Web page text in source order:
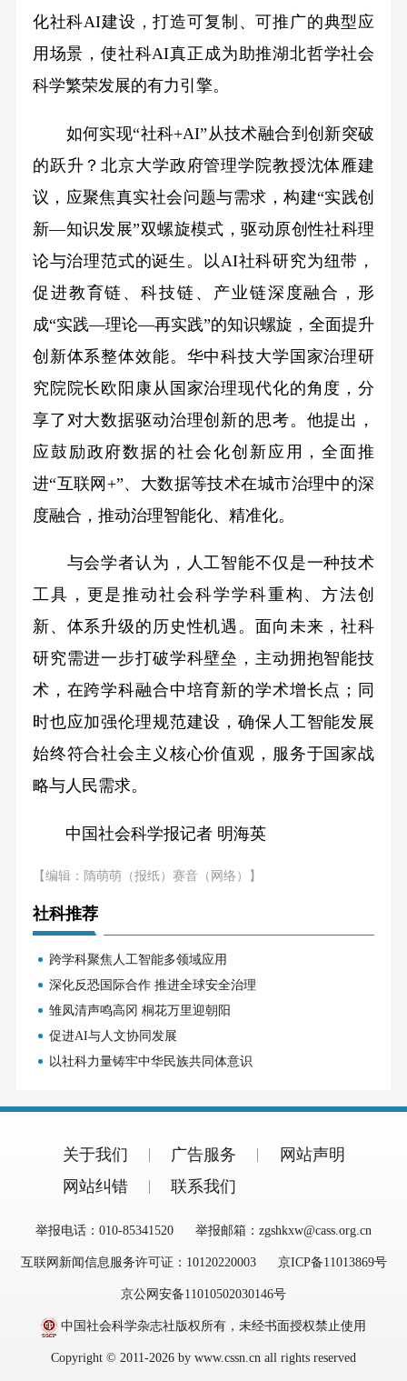
化社科AI建设，打造可复制、可推广的典型应
用场景，使社科AI真正成为助推湖北哲学社会
科学繁荣发展的有力引擎。
如何实现“社科+AI”从技术融合到创新突破
的跃升？北京大学政府管理学院教授沈体雁建
议，应聚焦真实社会问题与需求，构建“实践创
新—知识发展”双螺旋模式，驱动原创性社科理
论与治理范式的诞生。以AI社科研究为纽带，
促进教育链、科技链、产业链深度融合，形
成“实践—理论—再实践”的知识螺旋，全面提升
创新体系整体效能。华中科技大学国家治理研
究院院长欧阳康从国家治理现代化的角度，分
享了对大数据驱动治理创新的思考。他提出，
应鼓励政府数据的社会化创新应用，全面推
进“互联网+”、大数据等技术在城市治理中的深
度融合，推动治理智能化、精准化。
与会学者认为，人工智能不仅是一种技术
工具，更是推动社会科学学科重构、方法创
新、体系升级的历史性机遇。面向未来，社科
研究需进一步打破学科壁垒，主动拥抱智能技
术，在跨学科融合中培育新的学术增长点；同
时也应加强伦理规范建设，确保人工智能发展
始终符合社会主义核心价值观，服务于国家战
略与人民需求。
中国社会科学报记者 明海英
【编辑：隋萌萌（报纸）赛音（网络）】
社科推荐
跨学科聚焦人工智能多领域应用
深化反恐国际合作 推进全球安全治理
雏凤清声鸣高冈 桐花万里迎朝阳
促进AI与人文协同发展
以社科力量铸牢中华民族共同体意识
关于我们 广告服务
网站声明
网站纠错
联系我们
举报电话：010-85341520 举报邮箱：zgshkxw@cass.org.cn
互联网新闻信息服务许可证：10120220003 京ICP备11013869号
京公网安备11010502030146号
中国社会科学杂志社版权所有，未经书面授权禁止使用
Copyright © 2011-2026 by www.cssn.cn all rights reserved